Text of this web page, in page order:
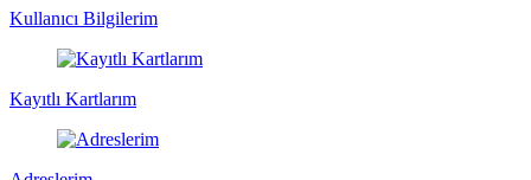
Kullanıcı Bilgilerim
Kayıtlı Kartlarım